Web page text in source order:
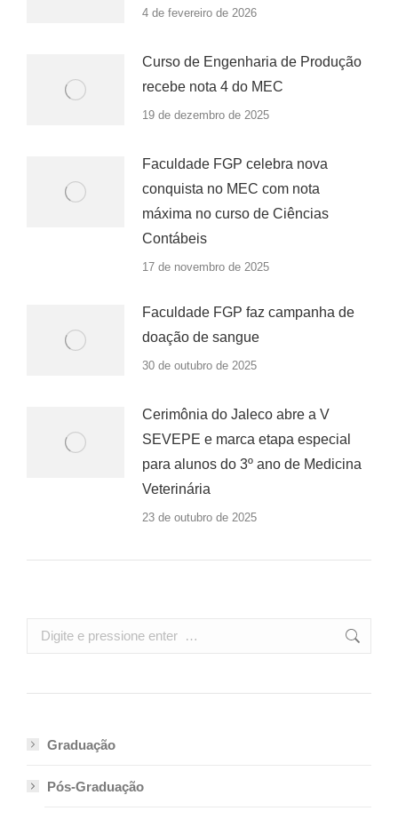
4 de fevereiro de 2026
Curso de Engenharia de Produção
recebe nota 4 do MEC
19 de dezembro de 2025
Faculdade FGP celebra nova
conquista no MEC com nota
máxima no curso de Ciências
Contábeis
17 de novembro de 2025
Faculdade FGP faz campanha de
doação de sangue
30 de outubro de 2025
Cerimônia do Jaleco abre a V
SEVEPE e marca etapa especial
para alunos do 3º ano de Medicina
Veterinária
23 de outubro de 2025
Search:
Graduação
Pós-Graduação